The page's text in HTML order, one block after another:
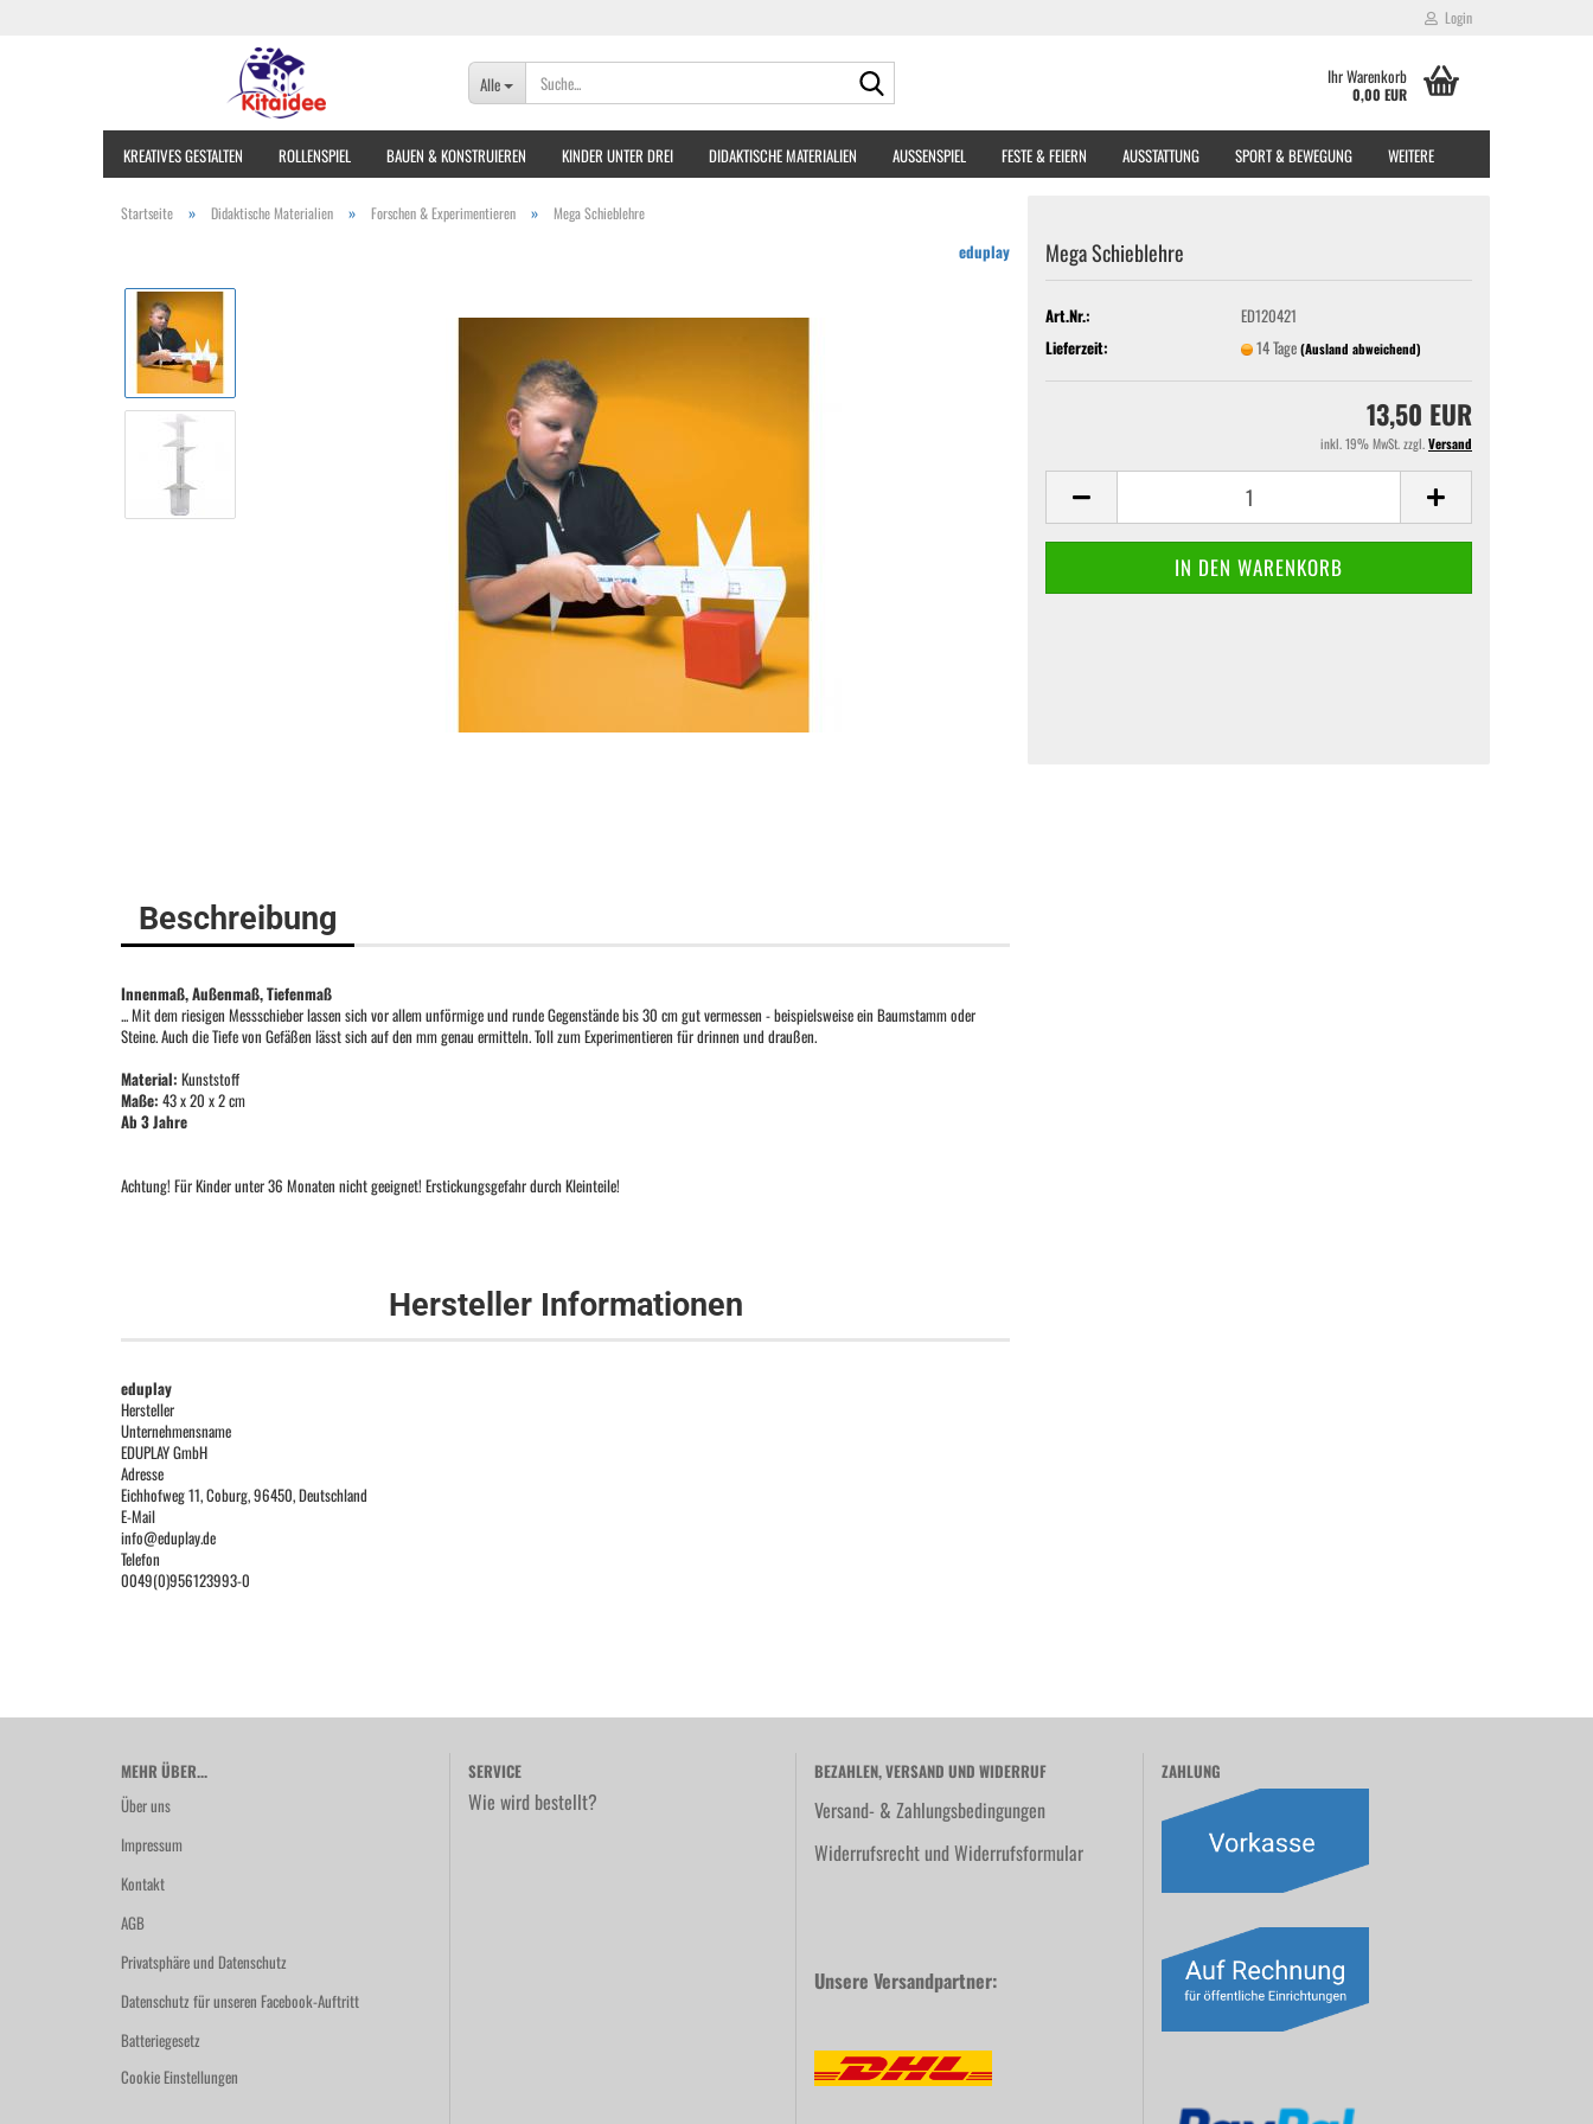
Login
Alle Ihr Warenkorb
0,00 EUR
KREATIVES GESTALTEN ROLLENSPIEL BAUEN & KONSTRUIEREN KINDER UNTER DREI DIDAKTISCHE MATERIALIEN AUSSENSPIEL FESTE & FEIERN AUSSTATTUNG SPORT & BEWEGUNG WEITERE
Startseite » Didaktische Materialien » Forschen & Experimentieren » Mega Schieblehre
eduplay Mega Schieblehre
Art.Nr.:
ED120421
Lieferzeit:
14 Tage(Ausland abweichend)
13,50 EUR
inkl. 19% MwSt. zzgl.Versand
Beschreibung
Innenmaß, Außenmaß, Tiefenmaß
... Mit dem riesigen Messschieber lassen sich vor allem unförmige und runde Gegenstände bis 30 cm gut vermessen - beispielsweise ein Baumstamm oder
Steine. Auch die Tiefe von Gefäßen lässt sich auf den mm genau ermitteln. Toll zum Experimentieren für drinnen und draußen.
Material: Kunststoff
Maße: 43 x 20 x 2 cm
Ab 3 Jahre
Achtung! Für Kinder unter 36 Monaten nicht geeignet! Erstickungsgefahr durch Kleinteile!
Hersteller Informationen
eduplay
Hersteller
Unternehmensname
EDUPLAY GmbH
Adresse
Eichhofweg 11, Coburg, 96450, Deutschland
E-Mail
info@eduplay.de
Telefon
0049(0)956123993-0
MEHR ÜBER...
Über uns
Impressum
Kontakt
AGB
Privatsphäre und Datenschutz
Datenschutz für unseren Facebook-Auftritt
Batteriegesetz
Cookie Einstellungen
SERVICE
Wie wird bestellt?
BEZAHLEN, VERSAND UND WIDERRUF
Versand- & Zahlungsbedingungen
Widerrufsrecht und Widerrufsformular
Unsere Versandpartner:
ZAHLUNG